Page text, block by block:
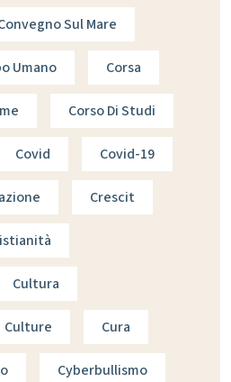
Sul Mare
Umano Corsa
Corso Di Studi
Covid Covid-19
Crescit
Cultura
Culture Cura
Cyberbullismo